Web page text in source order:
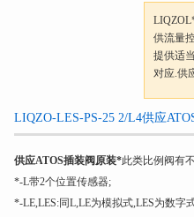
供流量
提供适
对应.供
LIQZO-LES-PS-25 2/L4供应
供应ATOS插装阀原装*此类比例阀有
*-L带2个位置传感器;
*-LE,LES:同L,LE为模拟式,LES为数